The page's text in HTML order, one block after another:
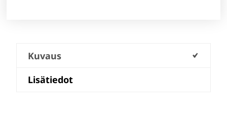
Kuvaus
Lisätiedot